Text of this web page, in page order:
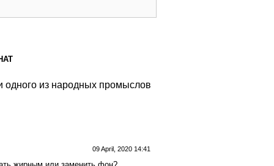
одного из народных промыслов
09 April, 2020 14:41